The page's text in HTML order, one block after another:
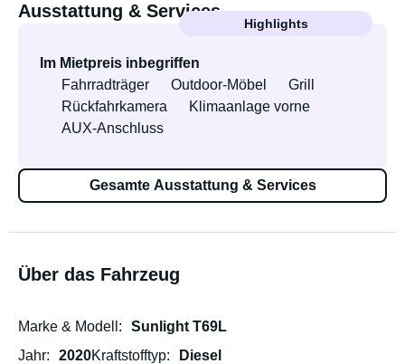
Ausstattung & Services
Highlights
Im Mietpreis inbegriffen
Fahrradträger
Outdoor-Möbel
Grill
Rückfahrkamera
Klimaanlage vorne
AUX-Anschluss
Gesamte Ausstattung & Services
Über das Fahrzeug
Marke & Modell
Sunlight T69L
Jahr
2020Kraftstofftyp
Diesel